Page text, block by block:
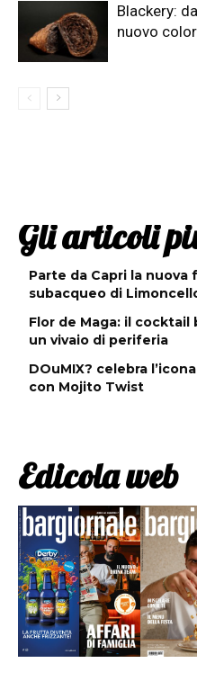
Blackery:
nuovo
Gli articoli
Parte da Capri la nuova
subacqueo di
Flor de Maga: il cocktail
un vivaio di periferia
DOuMIX? celebra
con Mojito Twist
Edicola web